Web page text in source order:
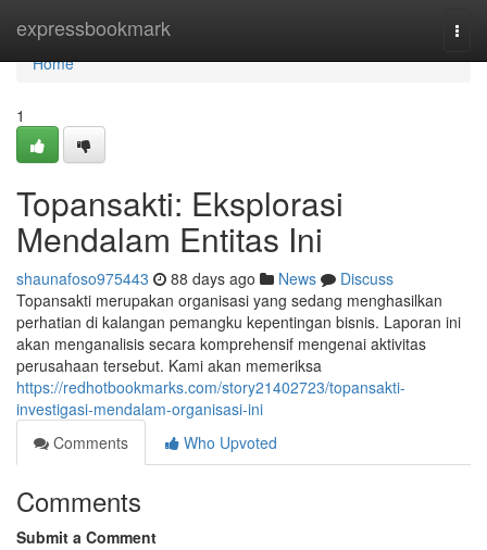
expressbookmark
Home
Home
1
Topansakti: Eksplorasi
Mendalam Entitas Ini
shaunafoso975443 88 days ago News
Discuss
Topansakti merupakan organisasi yang sedang menghasilkan
perhatian di kalangan pemangku kepentingan bisnis. Laporan ini
akan menganalisis secara komprehensif mengenai aktivitas
perusahaan tersebut. Kami akan memeriksa
https://redhotbookmarks.com/story21402723/topansakti-
investigasi-mendalam-organisasi-ini
Comments
Who Upvoted
Comments
Submit a Comment